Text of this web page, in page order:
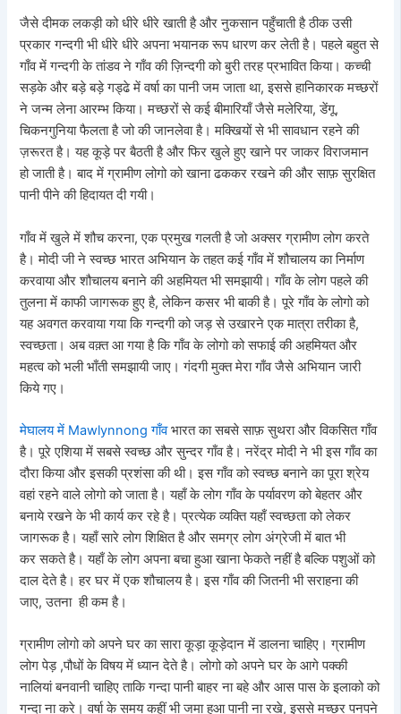
जैसे दीमक लकड़ी को धीरे धीरे खाती है और नुकसान पहुँचाती है ठीक उसी
प्रकार गन्दगी भी धीरे धीरे अपना भयानक रूप धारण कर लेती है। पहले बहुत से
गाँव में गन्दगी के तांडव ने गाँव की ज़िन्दगी को बुरी तरह प्रभावित किया। कच्ची
सड़के और बड़े बड़े गड्ढे में वर्षा का पानी जम जाता था, इससे हानिकारक मच्छरों
ने जन्म लेना आरम्भ किया। मच्छरों से कई बीमारियाँ जैसे मलेरिया, डेंगू,
चिकनगुनिया फैलता है जो की जानलेवा है। मक्खियों से भी सावधान रहने की
ज़रूरत है। यह कूड़े पर बैठती है और फिर खुले हुए खाने पर जाकर विराजमान
हो जाती है। बाद में ग्रामीण लोगो को खाना ढककर रखने की और साफ़ सुरक्षित
पानी पीने की हिदायत दी गयी।
गाँव में खुले में शौच करना, एक प्रमुख गलती है जो अक्सर ग्रामीण लोग करते
है। मोदी जी ने स्वच्छ भारत अभियान के तहत कई गाँव में शौचालय का निर्माण
करवाया और शौचालय बनाने की अहमियत भी समझायी। गाँव के लोग पहले की
तुलना में काफी जागरूक हुए है, लेकिन कसर भी बाकी है। पूरे गाँव के लोगो को
यह अवगत करवाया गया कि गन्दगी को जड़ से उखारने एक मात्रा तरीका है,
स्वच्छता। अब वक़्त आ गया है कि गाँव के लोगो को सफाई की अहमियत और
महत्व को भली भाँती समझायी जाए। गंदगी मुक्त मेरा गाँव जैसे अभियान जारी
किये गए।
मेघालय में Mawlynnong गाँवभारत का सबसे साफ़ सुथरा और विकसित गाँव
है। पूरे एशिया में सबसे स्वच्छ और सुन्दर गाँव है। नरेंद्र मोदी ने भी इस गाँव का
दौरा किया और इसकी प्रशंसा की थी। इस गाँव को स्वच्छ बनाने का पूरा श्रेय
वहां रहने वाले लोगो को जाता है। यहाँ के लोग गाँव के पर्यावरण को बेहतर और
बनाये रखने के भी कार्य कर रहे है। प्रत्येक व्यक्ति यहाँ स्वच्छता को लेकर
जागरूक है। यहाँ सारे लोग शिक्षित है और समग्र लोग अंग्रेजी में बात भी
कर सकते है। यहाँ के लोग अपना बचा हुआ खाना फेकते नहीं है बल्कि पशुओं को
दाल देते है। हर घर में एक शौचालय है। इस गाँव की जितनी भी सराहना की
जाए, उतना ही कम है।
ग्रामीण लोगो को अपने घर का सारा कूड़ा कूड़ेदान में डालना चाहिए। ग्रामीण
लोग पेड़ ,पौधों के विषय में ध्यान देते है। लोगो को अपने घर के आगे पक्की
नालियां बनवानी चाहिए ताकि गन्दा पानी बाहर ना बहे और आस पास के इलाको को
गन्दा ना करे। वर्षा के समय कहीं भी जमा हुआ पानी ना रखे, इससे मच्छर पनपने